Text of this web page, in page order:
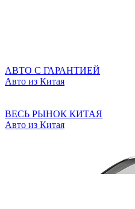
АВТО С ГАРАНТИЕЙ
Авто из Китая
ВЕСЬ РЫНОК КИТАЯ
Авто из Китая